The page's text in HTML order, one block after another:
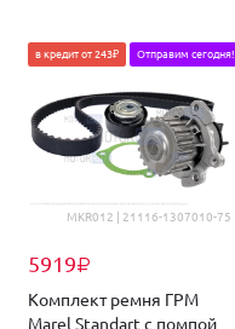
MKR012 | 21116-1307010-75
5919₽
в кредит от 243₽ Отправим сегодня!
Комплект ремня ГРМ
Marel Standart с помпой